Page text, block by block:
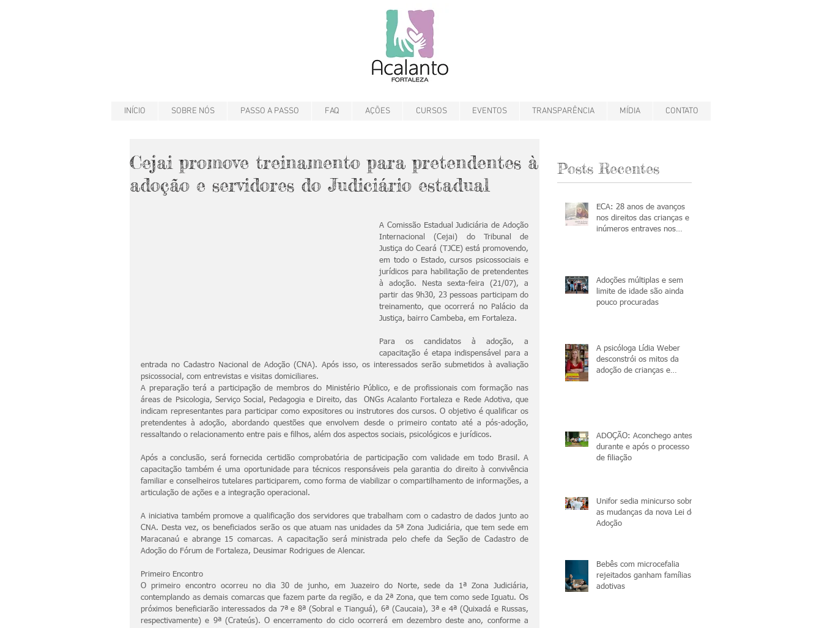
INÍCIO SOBRE NÓS PASSO A PASSO FAQ AÇÕES CURSOS EVENTOS TRANSPARÊNCIA MÍDIA CONTATO
Cejai promove treinamento para pretendentes à
adoção e servidores do Judiciário estadual
A Comissão Estadual Judiciária de Adoção
Internacional (Cejai) do Tribunal de
Justiça do Ceará (TJCE) está promovendo,
em todo o Estado, cursos psicossociais e
jurídicos para habilitação de pretendentes
à adoção. Nesta sexta-feira (21/07), a
partir das 9h30, 23 pessoas participam do
treinamento, que ocorrerá no Palácio da
Justiça, bairro Cambeba, em Fortaleza.
Para os candidatos à adoção, a
capacitação é etapa indispensável para a
entrada no Cadastro Nacional de Adoção (CNA). Após isso, os interessados serão submetidos à avaliação
psicossocial, com entrevistas e visitas domiciliares.
A preparação terá a participação de membros do Ministério Público, e de profissionais com formação nas
áreas de Psicologia, Serviço Social, Pedagogia e Direito, das  ONGs Acalanto Fortaleza e Rede Adotiva, que
indicam representantes para participar como expositores ou instrutores dos cursos. O objetivo é qualificar os
pretendentes à adoção, abordando questões que envolvem desde o primeiro contato até a pós-adoção,
ressaltando o relacionamento entre pais e filhos, além dos aspectos sociais, psicológicos e jurídicos.
Após a conclusão, será fornecida certidão comprobatória de participação com validade em todo Brasil. A
capacitação também é uma oportunidade para técnicos responsáveis pela garantia do direito à convivência
familiar e conselheiros tutelares participarem, como forma de viabilizar o compartilhamento de informações, a
articulação de ações e a integração operacional.
A iniciativa também promove a qualificação dos servidores que trabalham com o cadastro de dados junto ao
CNA. Desta vez, os beneficiados serão os que atuam nas unidades da 5ª Zona Judiciária, que tem sede em
Maracanaú e abrange 15 comarcas. A capacitação será ministrada pelo chefe da Seção de Cadastro de
Adoção do Fórum de Fortaleza, Deusimar Rodrigues de Alencar.
Primeiro Encontro
O primeiro encontro ocorreu no dia 30 de junho, em Juazeiro do Norte, sede da 1ª Zona Judiciária,
contemplando as demais comarcas que fazem parte da região, e da 2ª Zona, que tem como sede Iguatu. Os
próximos beneficiarão interessados da 7ª e 8ª (Sobral e Tianguá), 6ª (Caucaia), 3ª e 4ª (Quixadá e Russas,
respectivamente) e 9ª (Crateús). O encerramento do ciclo ocorrerá em dezembro deste ano, conforme a
Posts Recentes
ECA: 28 anos de avanços
nos direitos das crianças e
inúmeros entraves nos
Adoções múltiplas e sem
limite de idade são ainda
pouco procuradas
A psicóloga Lídia Weber
desconstrói os mitos da
adoção de crianças e
ADOÇÃO: Aconchego antes,
durante e após o processo
de filiação
Unifor sedia minicurso sobre
as mudanças da nova Lei de
Adoção
Bebês com microcefalia
rejeitados ganham famílias
adotivas